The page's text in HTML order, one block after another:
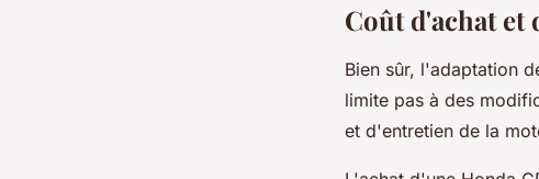
Coût d'achat et
Bien sûr, l'adaptation
limite pas à des
et d'entretien de la